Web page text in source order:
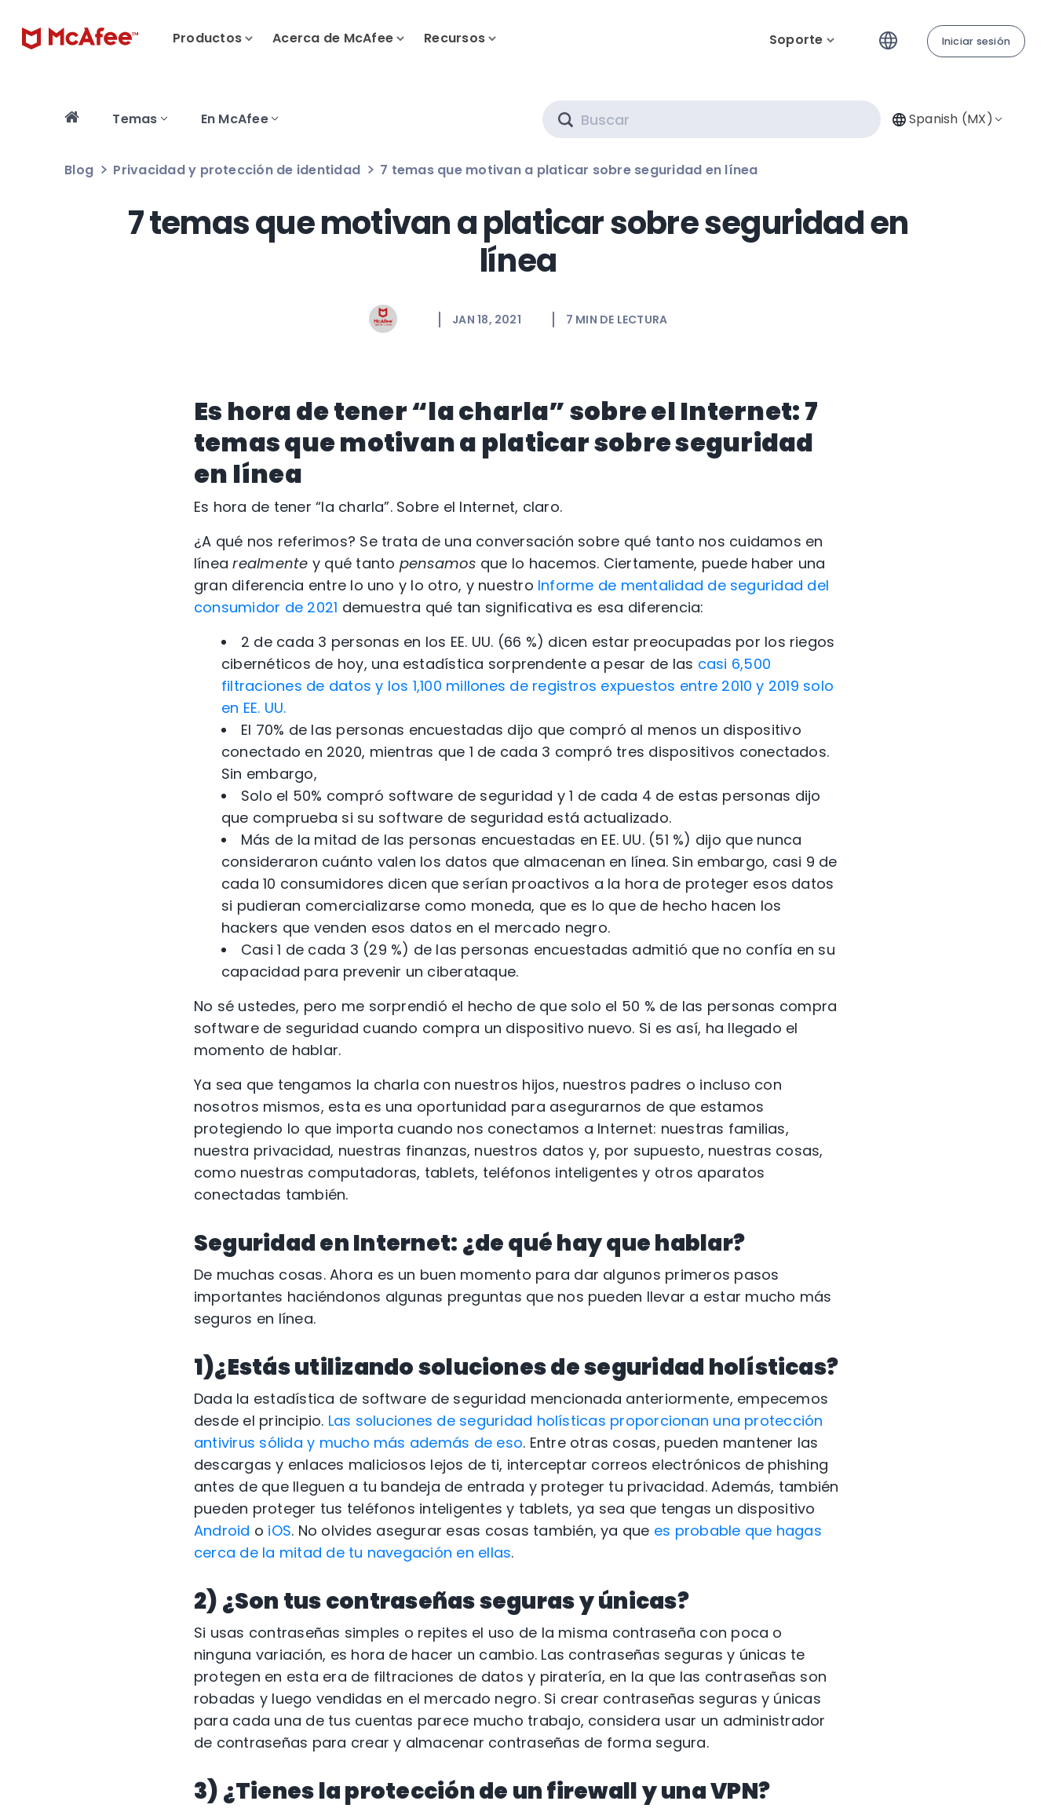
Productos Acerca de McAfee Recursos Soporte Iniciar sesión
Temas En McAfee Spanish (MX)
Blog Privacidad y protección de identidad 7 temas que motivan a platicar sobre seguridad en línea
7 temas que motivan a platicar sobre seguridad en
línea
JAN 18, 2021 7 MIN DE LECTURA
Es hora de tener “la charla” sobre el Internet: 7
temas que motivan a platicar sobre seguridad
en línea
Es hora de tener “la charla”. Sobre el Internet, claro.
¿A qué nos referimos? Se trata de una conversación sobre qué tanto nos cuidamos en
línearealmente y qué tanto pensamos que lo hacemos. Ciertamente, puede haber una
gran diferencia entre lo uno y lo otro, y nuestro Informe de mentalidad de seguridad del
consumidor de 2021 demuestra qué tan significativa es esa diferencia:
2 de cada 3 personas en los EE. UU. (66 %) dicen estar preocupadas por los riegos
cibernéticos de hoy, una estadística sorprendente a pesar de las casi 6,500
filtraciones de datos y los 1,100 millones de registros expuestos entre 2010 y 2019 solo
en EE. UU.
El 70% de las personas encuestadas dijo que compró al menos un dispositivo
conectado en 2020, mientras que 1 de cada 3 compró tres dispositivos conectados.
Sin embargo,
Solo el 50% compró software de seguridad y 1 de cada 4 de estas personas dijo
que comprueba si su software de seguridad está actualizado.
Más de la mitad de las personas encuestadas en EE. UU. (51 %) dijo que nunca
consideraron cuánto valen los datos que almacenan en línea. Sin embargo, casi 9 de
cada 10 consumidores dicen que serían proactivos a la hora de proteger esos datos
si pudieran comercializarse como moneda, que es lo que de hecho hacen los
hackers que venden esos datos en el mercado negro.
Casi 1 de cada 3 (29 %) de las personas encuestadas admitió que no confía en su
capacidad para prevenir un ciberataque.
No sé ustedes, pero me sorprendió el hecho de que solo el 50 % de las personas compra
software de seguridad cuando compra un dispositivo nuevo. Si es así, ha llegado el
momento de hablar.
Ya sea que tengamos la charla con nuestros hijos, nuestros padres o incluso con
nosotros mismos, esta es una oportunidad para asegurarnos de que estamos
protegiendo lo que importa cuando nos conectamos a Internet: nuestras familias,
nuestra privacidad, nuestras finanzas, nuestros datos y, por supuesto, nuestras cosas,
como nuestras computadoras, tablets, teléfonos inteligentes y otros aparatos
conectadas también.
Seguridad en Internet: ¿de qué hay que hablar?
De muchas cosas. Ahora es un buen momento para dar algunos primeros pasos
importantes haciéndonos algunas preguntas que nos pueden llevar a estar mucho más
seguros en línea.
1)¿Estás utilizando soluciones de seguridad holísticas?
Dada la estadística de software de seguridad mencionada anteriormente, empecemos
desde el principio. Las soluciones de seguridad holísticas proporcionan una protección
antivirus sólida y mucho más además de eso. Entre otras cosas, pueden mantener las
descargas y enlaces maliciosos lejos de ti, interceptar correos electrónicos de phishing
antes de que lleguen a tu bandeja de entrada y proteger tu privacidad. Además, también
pueden proteger tus teléfonos inteligentes y tablets, ya sea que tengas un dispositivo
Android o iOS. No olvides asegurar esas cosas también, ya que es probable que hagas
cerca de la mitad de tu navegación en ellas.
2) ¿Son tus contraseñas seguras y únicas?
Si usas contraseñas simples o repites el uso de la misma contraseña con poca o
ninguna variación, es hora de hacer un cambio. Las contraseñas seguras y únicas te
protegen en esta era de filtraciones de datos y piratería, en la que las contraseñas son
robadas y luego vendidas en el mercado negro. Si crear contraseñas seguras y únicas
para cada una de tus cuentas parece mucho trabajo, considera usar un administrador
de contraseñas para crear y almacenar contraseñas de forma segura.
3) ¿Tienes la protección de un firewall y una VPN?